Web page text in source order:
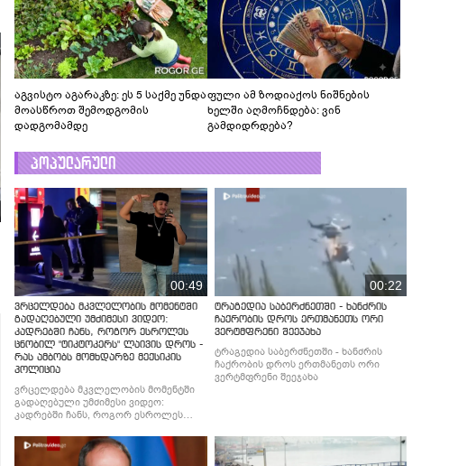
აგვისტო აგარაკზე: ეს 5 საქმე უნდა
მოასწროთ შემოდგომის
დადგომამდე
ფული ამ ზოდიაქოს ნიშნების
ხელში აღმოჩნდება: ვინ
გამდიდრდება?
პოპულარული
00:49
ვრცელდება მკვლელობის მომენტში
გადაღებული უმძიმესი ვიდეო:
კადრებში ჩანს, როგორ ესროლეს
ცნობილ "ტიკტოკერს" ლაივის დროს -
რას ამბობს მომხდარზე მექსიკის
პოლიცია
ვრცელდება მკვლელობის მომენტში
გადაღებული უმძიმესი ვიდეო:
კადრებში ჩანს, როგორ ესროლეს
რას ამბობს მომხდარზე მექსიკის
პოლიცია
00:22
ტრაგედია საბერძნეთში - ხანძრის
ჩაქრობის დროს ერთმანეთს ორი
ვერტმფრენი შეეჯახა
ტრაგედია საბერძნეთში - ხანძრის
ჩაქრობის დროს ერთმანეთს ორი
ვერტმფრენი შეეჯახა